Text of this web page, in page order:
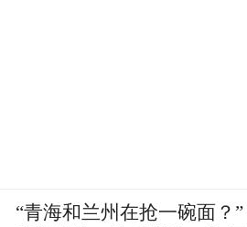
“青海和兰州在抢一碗面？”